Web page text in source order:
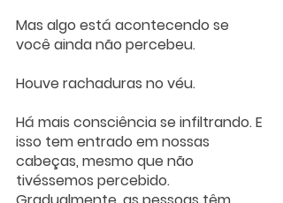
Mas algo está acontecendo se
você ainda não percebeu.
Houve rachaduras no véu.
Há mais consciência se infiltrando. E
isso tem entrado em nossas
cabeças, mesmo que não
tivéssemos percebido.